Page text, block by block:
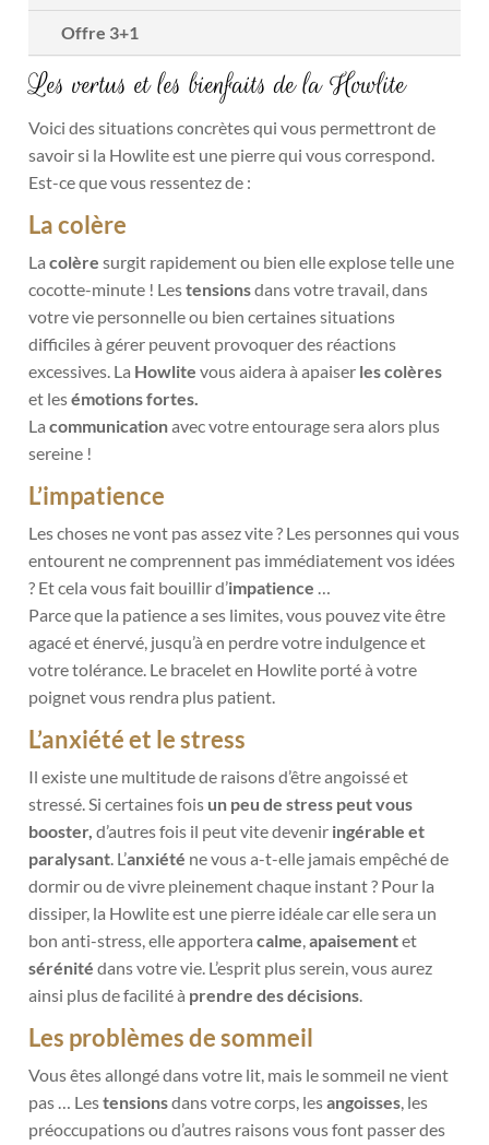
Offre 3+1
Les vertus et les bienfaits de la Howlite
Voici des situations concrètes qui vous permettront de
savoir si la Howlite est une pierre qui vous correspond.
Est-ce que vous ressentez de :
La colère
La colère surgit rapidement ou bien elle explose telle une
cocotte-minute ! Lestensionsdans votre travail, dans
votre vie personnelle ou bien certaines situations
difficiles à gérer peuvent provoquer des réactions
excessives. La Howlitevous aidera à apaiser les colères
et lesémotions fortes.
Lacommunicationavec votre entourage sera alors plus
sereine !
L’impatience
Les choses ne vont pas assez vite ? Les personnes qui vous
entourent ne comprennent pas immédiatement vos idées
? Et cela vous fait bouillir d’impatience …
Parce que la patience a ses limites, vous pouvez vite être
agacé et énervé, jusqu’à en perdre votre indulgence et
votre tolérance. Le bracelet en Howlite porté à votre
poignet vous rendra plus patient.
L’anxiété et le stress
Il existe une multitude de raisons d’être angoissé et
stressé. Si certainesfois un peu de stress peut vous
booster,d’autres fois il peut vite devenir ingérable et
paralysant. L’anxiété ne vous a-t-elle jamais empêché de
dormir ou de vivre pleinement chaque instant ? Pour la
dissiper, la Howlite est une pierre idéale car elle sera un
bon anti-stress, elle apporteracalme,apaisementet
sérénité dans votre vie. L’esprit plus serein, vous aurez
ainsi plus de facilité à prendre des décisions.
Les problèmes de sommeil
Vous êtes allongé dans votre lit, mais le sommeil ne vient
pas … Lestensionsdans votre corps, lesangoisses, les
préoccupations ou d’autres raisons vous font passer des